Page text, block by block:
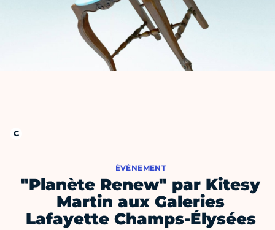
ÉVÈNEMENT
"Planète Renew" par Kitesy
Martin aux Galeries
Lafayette Champs-Élysées